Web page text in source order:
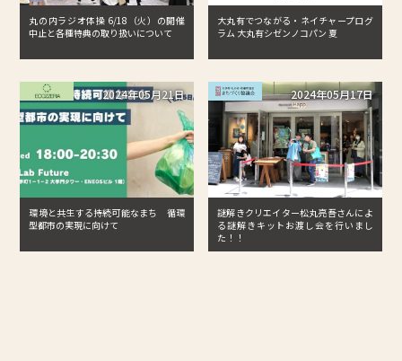
丸の内ラジオ体操 6/18（火）の開催
中止と各種特典の取り扱いについて
大丸有でつながる・ネイチャープログ
ラム 大丸有シゼンノコパン 夏
2024年05月21日
環境と共生する持続可能なまち 循環
型都市の実現に向けて
2024年05月17日
謎解きクリエイター松丸亮吾さんによ
る謎解きキットお渡し会を行いまし
た！！